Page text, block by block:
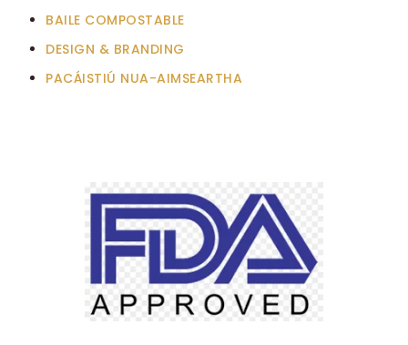
BAILE COMPOSTABLE
DESIGN & BRANDING
PACÁISTIÚ NUA-AIMSEARTHA